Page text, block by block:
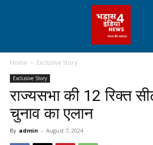
Home Exclusive Story
Exclusive Story
राज्यसभा की 12 रिक्त
चुनाव का एलान
By admin - August 7, 2024